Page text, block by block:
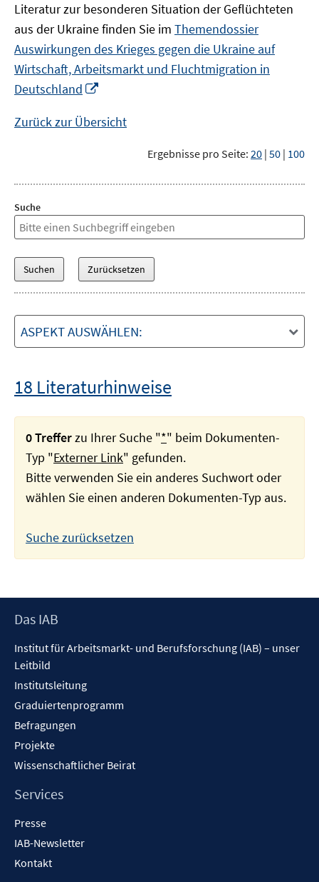
Literatur zur besonderen Situation der Geflüchteten
aus der Ukraine finden Sie im Themendossier
Auswirkungen des Krieges gegen die Ukraine auf
Wirtschaft, Arbeitsmarkt und Fluchtmigration in
Deutschland
Fenster
Zurück zur Übersicht
Ergebnisse pro Seite: 20 | 50 | 100
Suche
ASPEKT AUSWÄHLEN:
18 Literaturhinweise
0 Trefferzu Ihrer Suche "*" beim Dokumenten-
Typ "Externer Link" gefunden.
Bitte verwenden Sie ein anderes Suchwort oder
wählen Sie einen anderen Dokumenten-Typ aus.
Suche zurücksetzen
Footer
Das IAB
Institut für Arbeitsmarkt- und Berufsforschung (IAB) – unser
Leitbild
Institutsleitung
Graduiertenprogramm
Befragungen
Projekte
Wissenschaftlicher Beirat
Services
Presse
IAB-Newsletter
Kontakt